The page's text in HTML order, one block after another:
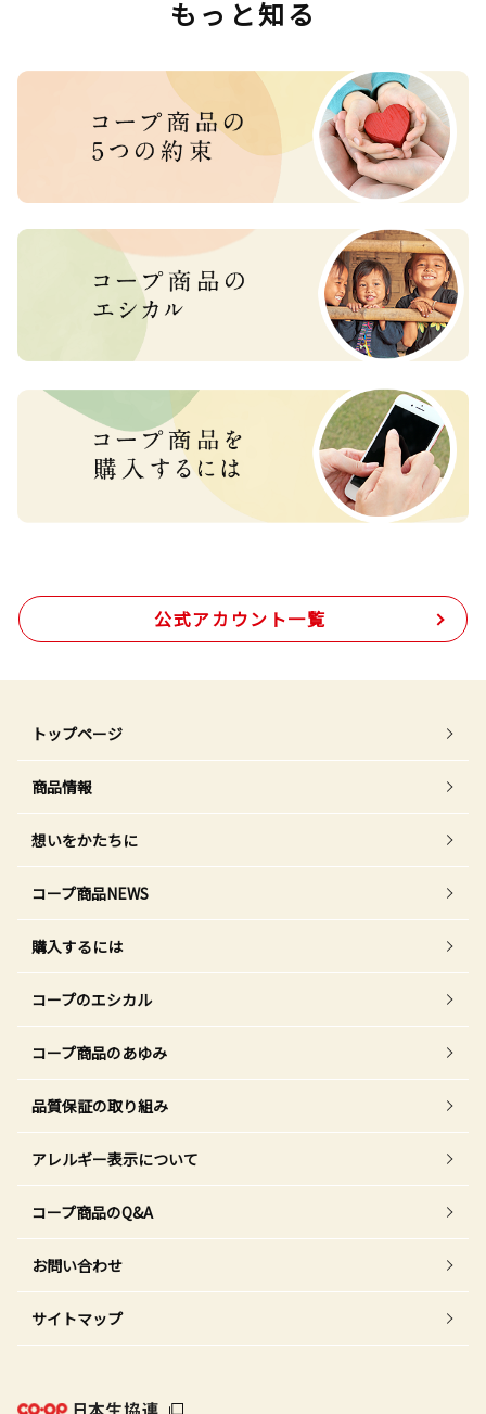
もっと知る
公式アカウント一覧
トップページ
商品情報
想いをかたちに
コープ商品NEWS
購入するには
コープのエシカル
コープ商品のあゆみ
品質保証の取り組み
アレルギー表示について
コープ商品のQ&A
お問い合わせ
サイトマップ